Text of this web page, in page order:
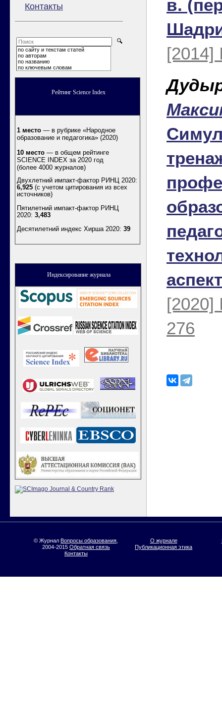
Контакты
по сайту и текстам статей
по авторам
по названию
по ключевым словам
Рейтинг Science Index
1 место — в рубрике «Народное
образование и педагогика» (2020)
10 место — в общем рейтинге
SCIENCE INDEX за 2020 год
(более 4000 журналов)
Двухлетний импакт-фактор РИНЦ 2020:
6,925 (с учетом цитирования из всех
источников)
Пятилетний импакт-фактор РИНЦ
2020: 3,483
Десятилетний индекс Хирша 2020: 39
Индексирование журнала
в.
276
© ЖурналВопросы образования
2004-2015 Обратная связь
О журнале
Публикационная этика
Контакты